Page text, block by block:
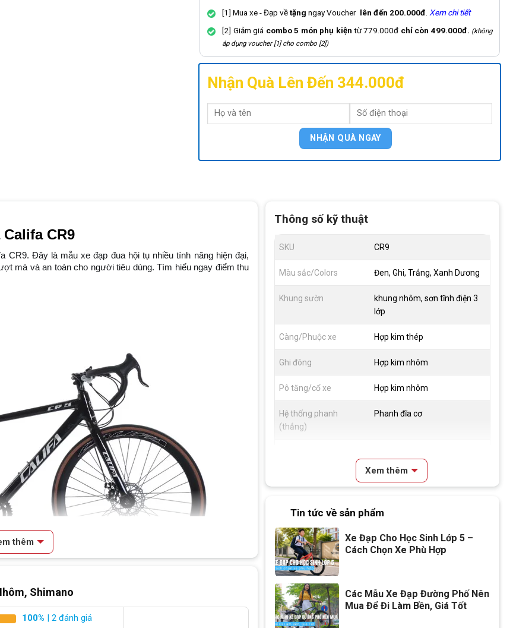
[1] Mua xe - Đạp vềtặngngay Voucher lên đến 200.000đ.Xem chi tiết
[2] Giảm giá combo 5 món phụ kiện từ 779.000đ chỉ còn 499.000đ. (không
áp dụng voucher [1] cho combo [2])
Nhận Quà Lên Đến 344.000đ
CR9
CR9. Đây là mẫu xe đạp đua hội tụ nhiều tính năng hiện đại,
mà và an toàn cho người tiêu dùng. Tìm hiểu ngay điểm thu
thêm
Shimano
100% | 2 đánh giá
Thông số kỹ thuật
SKU CR9
Màu sắc/Colors Đen, Ghi, Trắng, Xanh Dương
Khung sườn
khung nhôm, sơn tĩnh điện 3
lớp
Càng/Phuộc xe Hợp kim thép
Ghi đông Hợp kim nhôm
Pô tăng/cổ xe Hợp kim nhôm
Hệ thống phanh
(thắng)
Phanh đĩa cơ
Hợp kim nhôm, 4cm
Tay đề
Tăng tốc trước (Gạt
đĩa)
Shimano Tourney TZ
Tăng tốc sau (Gạt líp) Shimano Tourney TZ
Đùi đĩa
Xem thêm
Tin tức về sản phẩm
Xe Đạp Cho Học Sinh Lớp 5 –
Cách Chọn Xe Phù Hợp
Các Mẫu Xe Đạp Đường Phố Nên
Mua Để Đi Làm Bền, Giá Tốt